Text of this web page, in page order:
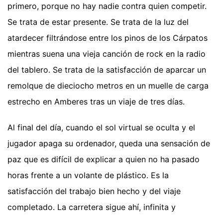
primero, porque no hay nadie contra quien competir.
Se trata de estar presente. Se trata de la luz del
atardecer filtrándose entre los pinos de los Cárpatos
mientras suena una vieja canción de rock en la radio
del tablero. Se trata de la satisfacción de aparcar un
remolque de dieciocho metros en un muelle de carga
estrecho en Amberes tras un viaje de tres días.
Al final del día, cuando el sol virtual se oculta y el
jugador apaga su ordenador, queda una sensación de
paz que es difícil de explicar a quien no ha pasado
horas frente a un volante de plástico. Es la
satisfacción del trabajo bien hecho y del viaje
completado. La carretera sigue ahí, infinita y